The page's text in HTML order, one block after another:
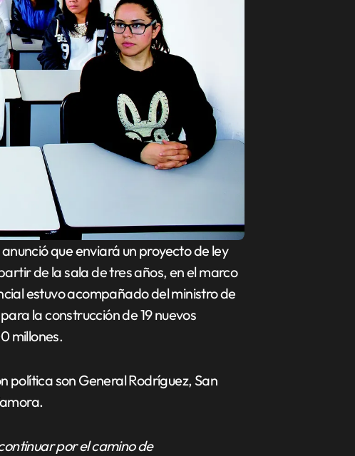
de la sala de tres años, en el marco
estuvo acompañado del ministro de
la construcción de 19 nuevos
millones.
política son General Rodríguez, San
por el camino de